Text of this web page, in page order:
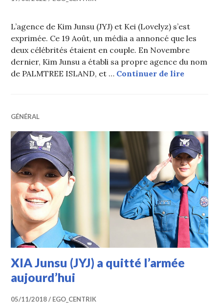
L’agence de Kim Junsu (JYJ) et Kei (Lovelyz) s’est
exprimée. Ce 19 Août, un média a annoncé que les
deux célébrités étaient en couple. En Novembre
dernier, Kim Junsu a établi sa propre agence du nom
de PALMTREE ISLAND, et … Continuer de lireKim
GÉNÉRAL
XIA Junsu (JYJ) a quitté l’armée
aujourd’hui
05/11/2018 EGO_CENTRIK